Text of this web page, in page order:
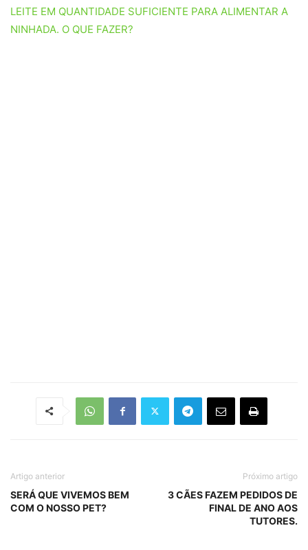
LEITE EM QUANTIDADE SUFICIENTE PARA ALIMENTAR A
NINHADA. O QUE FAZER?
Artigo anterior
SERÁ QUE VIVEMOS BEM
COM O NOSSO PET?
Próximo artigo
3 CÃES FAZEM PEDIDOS DE
FINAL DE ANO AOS
TUTORES.